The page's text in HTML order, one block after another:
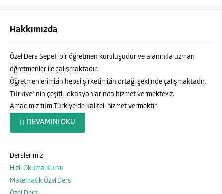
Hakkımızda
Özel Ders Sepeti bir öğretmen kuruluşudur ve alanında uzman
öğretmenler ile çalışmaktadır.
Öğretmenlerimizin hepsi şirketimizin ortağı şeklinde çalışmaktadır.
Türkiye’ nin çeşitli lokasyonlarında hizmet vermekteyiz.
Amacımız tüm Türkiye’de kaliteli hizmet vermektir.
DEVAMINI OKU
Derslerimiz
Hızlı Okuma Kursu
Matematik Özel Ders
Özel Ders Sepeti